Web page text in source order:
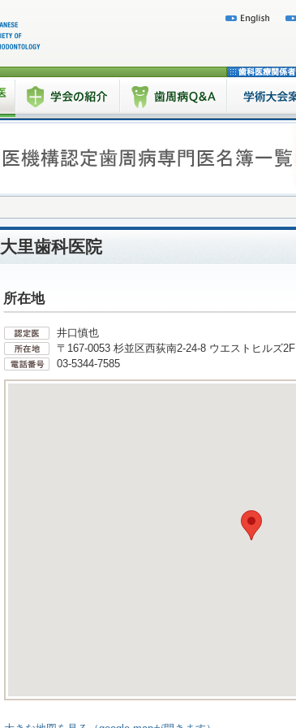
大里歯科医院
所在地
井口慎也
〒167-0053 杉並区西荻南2-24-8 ウエストヒルズ2F
03-5344-7585